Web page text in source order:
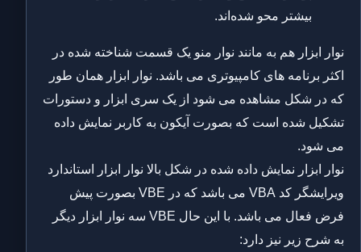
بیشتر محو شده‌اند.
نوار ابزار هم به مانند نوار منو یک قسمت شناخته شده در
اکثر برنامه های کامپیوتری می باشد. نوار ابزار همان طور
که در شکل مشاهده می شود از یک سری ابزار و دستورات
تشکیل شده است که بصورت آیکون به کاربر نمایش داده
می شود.
نوار ابزار نمایش داده شده در شکل بالا نوار ابزار استاندارد
ویرایشگر کد VBA می باشد که در VBE بصورت پیش
فرض فعال می باشد. با این حال VBE سه نوار ابزار دیگر
به شرح زیر نیز دارد: